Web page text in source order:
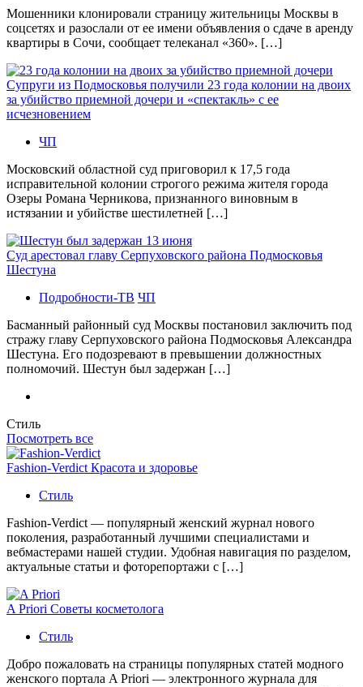
Мошенники клонировали страницу жительницы Москвы в
соцсетях и разослали от ее имени объявления о сдаче в аренду
квартиры в Сочи, сообщает телеканал «360». […]
Супруги из Подмосковья получили 23 года колонии на двоих
за убийство приемной дочери и «спектакль» с ее
исчезновением
ЧП
Московский областной суд приговорил к 17,5 года
исправительной колонии строгого режима жителя города
Озеры Романа Черникова, признанного виновным в
истязании и убийстве шестилетней […]
Суд арестовал главу Серпуховского района Подмосковья
Шестуна
Подробности-ТВ ЧП
Басманный районный суд Москвы постановил заключить под
стражу главу Серпуховского района Подмосковья Александра
Шестуна. Его подозревают в превышении должностных
полномочий. Шестун был задержан […]
Стиль
Посмотреть все
Fashion-Verdict Красота и здоровье
Стиль
Fashion-Verdict — популярный женский журнал нового
поколения, разработанный лучшими специалистами и
вебмастерами нашей студии. Удобная навигация по разделом,
актуальные статьи и фоторепортажи с […]
A Priori Советы косметолога
Стиль
Добро пожаловать на страницы популярных статей модного
женского портала A Priori — электронного журнала для